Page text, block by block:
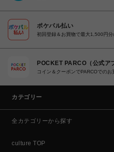
ポケパル払い
初回登録＆お買物で最大1,500円
POCKET PARCO（公式ア
コイン＆クーポンでPARCOでのお
カテゴリー
全カテゴリーから探す
culture TOP